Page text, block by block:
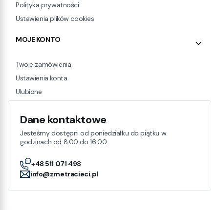
Dane kontaktowe
Jesteśmy dostępni od poniedziałku do piątku w
godzinach od 8:00 do 16:00.
+48 511 071 498
info@zmetracieci.pl
Polityka prywatności
Ustawienia plików cookies
MOJE KONTO
Twoje zamówienia
Ustawienia konta
Ulubione